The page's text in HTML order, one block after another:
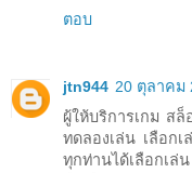
ตอบ
jtn944 20 ตุลาคม
ผู้ให้บริการเกม ส
ทดลองเล่น เลือก
ทุกท่านได้เลือกเ